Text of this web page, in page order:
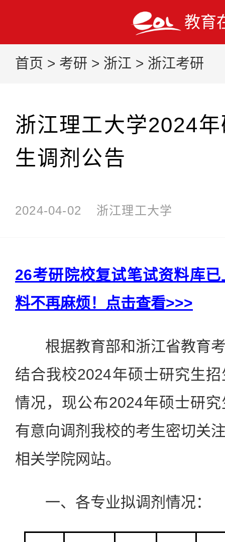
教育
首页 > 考研 > 浙江 > 浙江考研
浙江理工大学2024
生调剂公告
2024-04-02 浙江理工大学
26考研院校复试笔试资料库
料不再麻烦！点击查看>>>
根据教育部和浙江省教育考
结合我校2024年硕士研究生
情况，现公布2024年硕士研
有意向调剂我校的考生密切关
相关学院网站。
一、各专业拟调剂情况：